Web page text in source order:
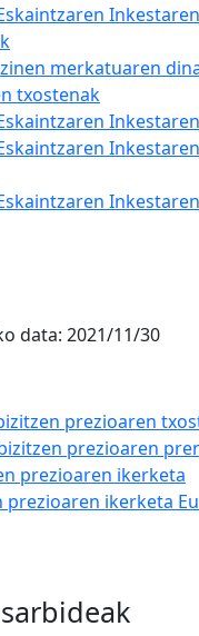
merkatuaren
txostenak
data: 2021/11/30
prezioaren
prezioaren
prezioaren ikerketa
prezioaren ikerketa